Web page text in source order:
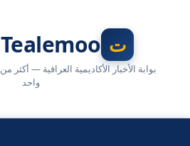
Tealemoo | تعليمو
واحد